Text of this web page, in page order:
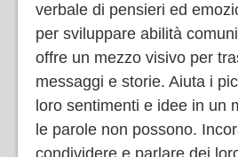
verbale di pensieri ed
per sviluppare abilità
offre un mezzo visivo per
messaggi e storie. Aiuta i
loro sentimenti e idee in un
le parole non possono.